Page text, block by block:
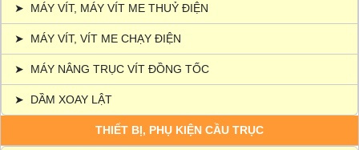
➤ MÁY VÍT, MÁY VÍT ME THUỶ ĐIỆN
➤ MÁY VÍT, VÍT ME CHẠY ĐIỆN
➤ MÁY NÂNG TRỤC VÍT ĐỒNG TỐC
➤ DẦM XOAY LẬT
THIẾT BỊ, PHỤ KIỆN CẦU TRỤC